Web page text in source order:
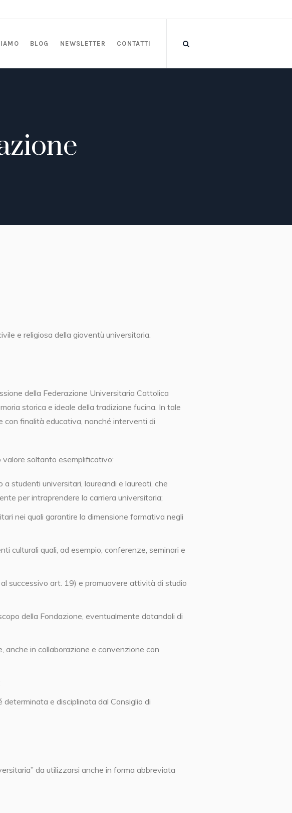
BLOG NEWSLETTER CONTATTI
e religiosa della gioventù universitaria.
della Federazione Universitaria Cattolica
storica e ideale della tradizione fucina. In tale
con finalità educativa, nonché interventi di
soltanto esemplificativo:
a studenti universitari, laureandi e laureati, che
per intraprendere la carriera universitaria;
nei quali garantire la dimensione formativa negli
culturali quali, ad esempio, conferenze, seminari e
successivo art. 19) e promuovere attività di studio
della Fondazione, eventualmente dotandoli di
anche in collaborazione e convenzione con
e disciplinata dal Consiglio di
da utilizzarsi anche in forma abbreviata